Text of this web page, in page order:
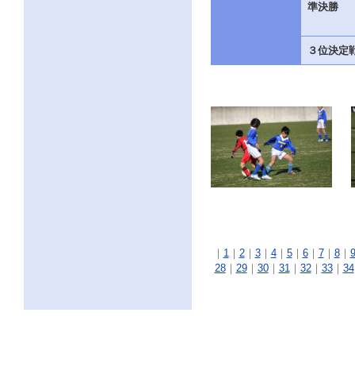
準決勝
３位決定
｜ 1 ｜ 2｜ 3｜ 4｜ 5｜ 6｜ 7｜ 8｜ 9
28｜ 29｜ 30｜ 31 ｜ 32｜ 33｜ 34